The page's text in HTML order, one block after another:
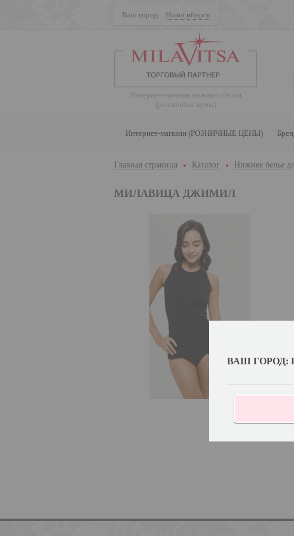
Ваш город: Новосибирск
Интернет-магазин нижнего белья
(розничные цены)
Интернет-магазин (РОЗНИЧНЫЕ ЦЕНЫ)
Главная страница Каталог Нижнее белье
МИЛАВИЦА ДЖИМИЛ
ВАШ ГОРОД: